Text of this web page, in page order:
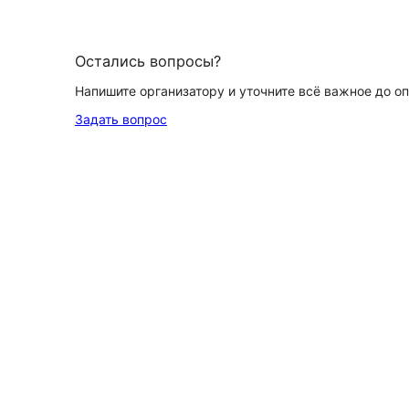
Остались вопросы?
Напишите организатору и уточните всё важное до
Задать вопрос